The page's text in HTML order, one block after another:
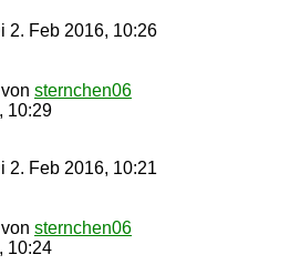
2. Feb 2016, 10:26
von sternchen06
10:29
2. Feb 2016, 10:21
von sternchen06
10:24